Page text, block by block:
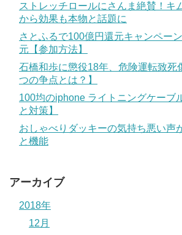
ストレッチロールにさんま絶賛！キ
から効果も本物と話題に
さとふるで100億円還元キャンペー
元【参加方法】
石橋和歩に懲役18年、危険運転致死
つの争点とは？】
100均のiphone ライトニングケーブ
と対策】
おしゃべりダッキーの気持ち悪い声
と機能
アーカイブ
2018年
12月